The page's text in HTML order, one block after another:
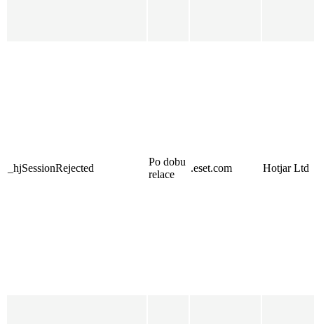
_hjSessionRejected
Po dobu
relace
.eset.com Hotjar Ltd